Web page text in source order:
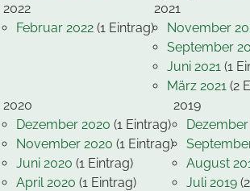
2022
Februar 2022 (1 Eintrag)
2021
November
September
Juni 2021 (1
März 2021 (2
2020
Dezember 2020 (1 Eintrag)
November 2020 (1 Eintrag)
Juni 2020 (1 Eintrag)
April 2020 (1 Eintrag)
2019
Dezember
August
Juli 2019